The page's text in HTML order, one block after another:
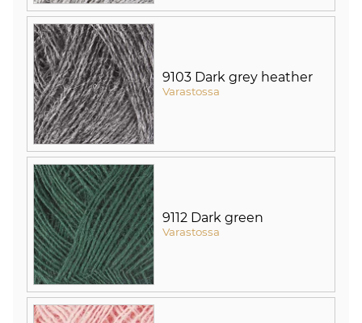
9103 Dark grey heather
Varastossa
9112 Dark green
Varastossa